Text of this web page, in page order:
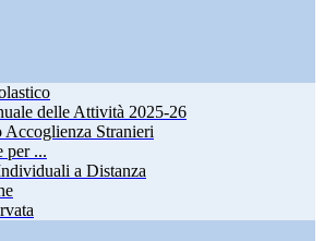
delle Attività 2025-26
Accoglienza Stranieri
per ...
a Distanza